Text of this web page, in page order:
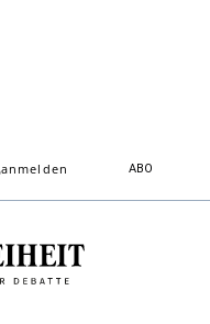
anmelden ABO